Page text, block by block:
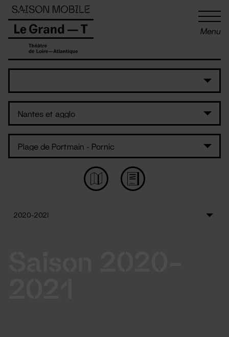
Menu
Panneau de gestion des cookies